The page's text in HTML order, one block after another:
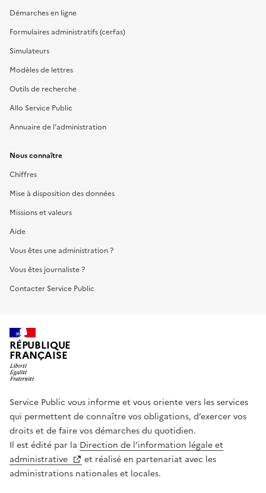
Démarches en ligne
Formulaires administratifs (cerfas)
Simulateurs
Modèles de lettres
Outils de recherche
Allo Service Public
Annuaire de l'administration
Nous connaître
Chiffres
Mise à disposition des données
Missions et valeurs
Aide
Vous êtes une administration ?
Vous êtes journaliste ?
Contacter Service Public
RÉPUBLIQUE
FRANÇAISE
Service Public vous informe et vous oriente vers les services
qui permettent de connaître vos obligations, d’exercer vos
droits et de faire vos démarches du quotidien.
Il est édité par la Direction de l’information légale et
administrative
et réalisé en partenariat avec les
administrations nationales et locales.